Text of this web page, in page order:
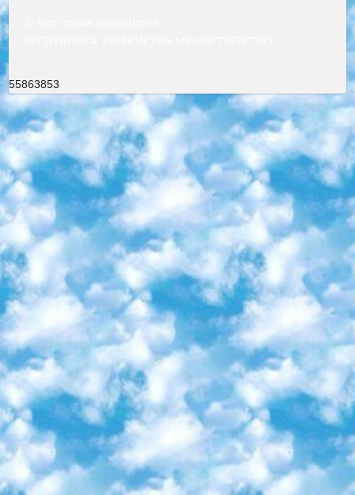
55863853